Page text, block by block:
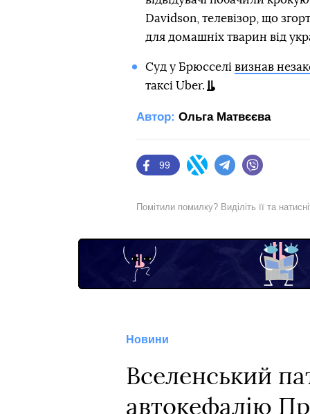
Davidson, телевізор, що
для домашніх тварин від
Суд у Брюсселі визнав
таксі Uber.
Автор: Ольга Матвєєва
Facebook
99
Twitter Telegram
Помітили помилку? Виділіть її та
Новини
Вселенський
автокефалію